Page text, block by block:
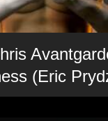
(Eric